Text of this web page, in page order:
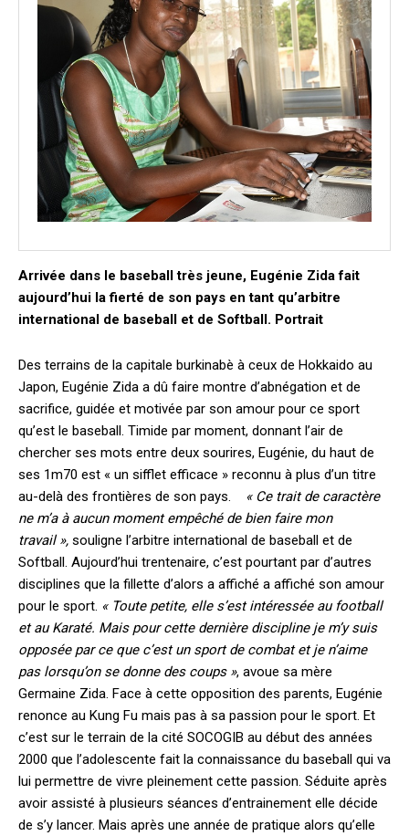
Arrivée dans le baseball très jeune, Eugénie Zida fait
aujourd’hui la fierté de son pays en tant qu’arbitre
international de baseball et de Softball. Portrait
Des terrains de la capitale burkinabè à ceux de Hokkaido au
Japon, Eugénie Zida a dû faire montre d’abnégation et de
sacrifice, guidée et motivée par son amour pour ce sport
qu’est le baseball. Timide par moment, donnant l’air de
chercher ses mots entre deux sourires, Eugénie, du haut de
ses 1m70 est « un sifflet efficace » reconnu à plus d’un titre
au-delà des frontières de son pays.
« Ce trait de caractère
ne m’a à aucun moment empêché de bien faire mon
travail », souligne l’arbitre international de baseball et de
Softball. Aujourd’hui trentenaire, c’est pourtant par d’autres
disciplines que la fillette d’alors a affiché a affiché son amour
pour le sport. « Toute petite, elle s’est intéressée au football
et au Karaté. Mais pour cette dernière discipline je m’y suis
opposée par ce que c’est un sport de combat et je n’aime
pas lorsqu’on se donne des coups », avoue sa mère
Germaine Zida. Face à cette opposition des parents, Eugénie
renonce au Kung Fu mais pas à sa passion pour le sport. Et
c’est sur le terrain de la cité SOCOGIB au début des années
2000 que l’adolescente fait la connaissance du baseball qui va
lui permettre de vivre pleinement cette passion. Séduite après
avoir assisté à plusieurs séances d’entrainement elle décide
de s’y lancer. Mais après une année de pratique alors qu’elle